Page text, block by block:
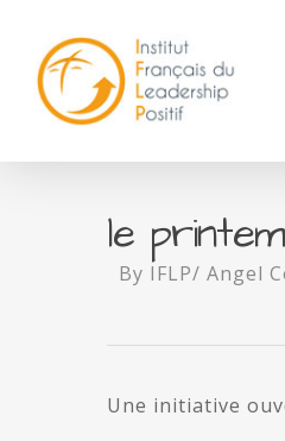
le
By IFLP/ Angel
Une initiative